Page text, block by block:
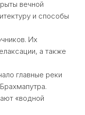
вечной
и способы
Их
а также
главные реки
«водной